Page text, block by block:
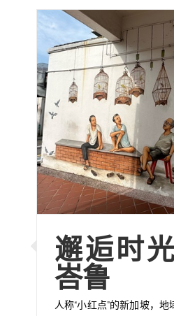
邂逅时
峇鲁
人称“小红点”的新加坡，